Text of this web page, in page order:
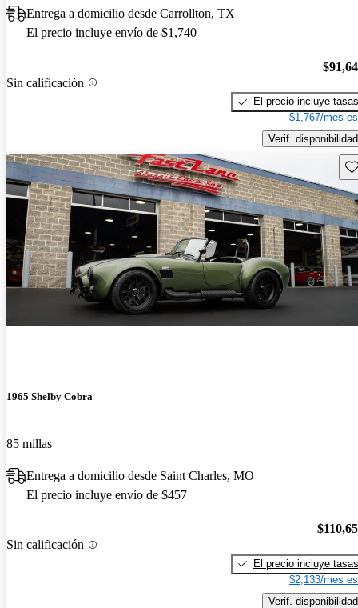
Entrega a domicilio desde Carrollton, TX
El precio incluye envío de $1,740
Sin calificación
El precio incluye tasas
$1,767/mes
Verif. disponibilidad
1965 Shelby Cobra
85 millas
Entrega a domicilio desde Saint Charles, MO
El precio incluye envío de $457
Sin calificación
El precio incluye tasas
$2,133/mes
Verif. disponibilidad